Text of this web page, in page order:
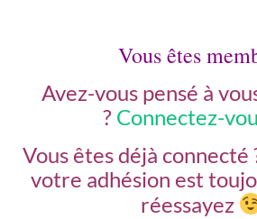
Vous êtes
Avez-vous pensé à
? Connectez-
Vous êtes déjà connecté
votre adhésion est
réessayez